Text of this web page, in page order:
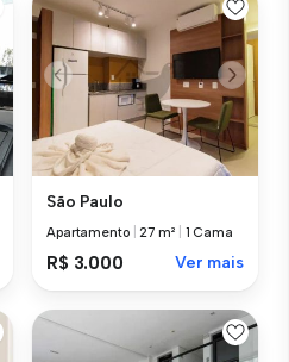
São Paulo
Apartamento |27 m² 1 Cama
R$ 3.000 Ver mais